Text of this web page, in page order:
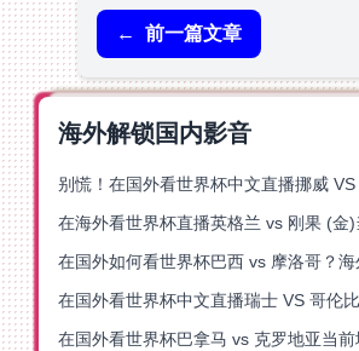
← 前一篇文章
海外解锁国内影音